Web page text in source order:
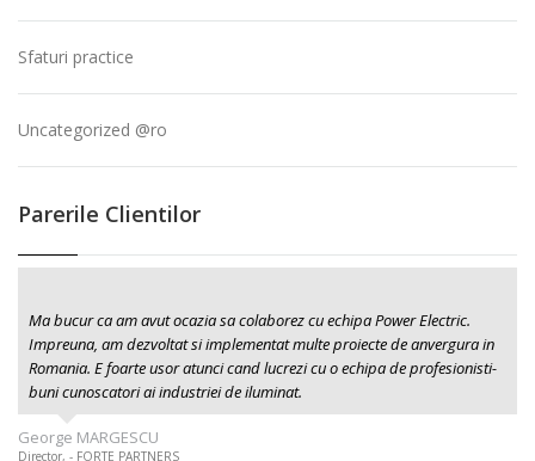
Sfaturi practice
Uncategorized @ro
Parerile Clientilor
Ma bucur ca am avut ocazia sa colaborez cu echipa Power Electric.
Impreuna, am dezvoltat si implementat multe proiecte de anvergura in
Romania. E foarte usor atunci cand lucrezi cu o echipa de profesionisti-
buni cunoscatori ai industriei de iluminat.
George MARGESCU
Director, - FORTE PARTNERS